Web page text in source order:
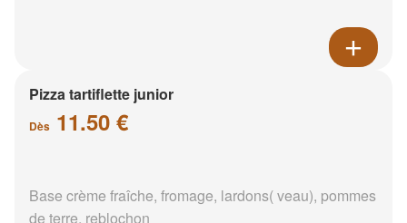
Pizza tartiflette junior
Dès 11.50 €
Base crème fraîche, fromage, lardons( veau), pommes
de terre, reblochon